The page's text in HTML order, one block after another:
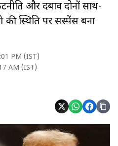
और दबाव दोनों साथ-
स्थिति पर सस्पेंस बना
PM (IST)
AM (IST)